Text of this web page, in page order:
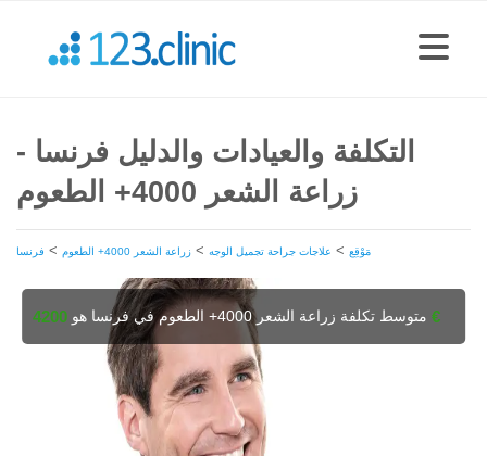
التكلفة والعيادات والدليل فرنسا -
زراعة الشعر 4000+ الطعوم
مَوْقِع > علاجات جراحة تجميل الوجه > زراعة الشعر 4000+ الطعوم > فرنسا
متوسط تكلفة زراعة الشعر 4000+ الطعوم في فرنسا هو 4200 €